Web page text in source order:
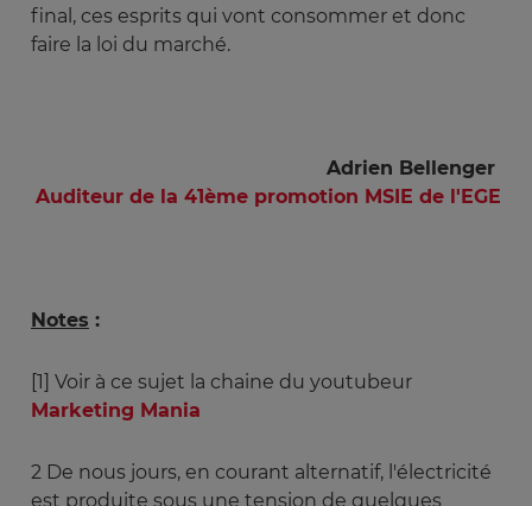
final, ces esprits qui vont consommer et donc
faire la loi du marché.
Adrien Bellenger
Auditeur de la 41ème promotion MSIE de l'EGE
Notes :
[1] Voir à ce sujet la chaine du youtubeur
Marketing Mania
2 De nous jours, en courant alternatif, l'électricité
est produite sous une tension de quelques